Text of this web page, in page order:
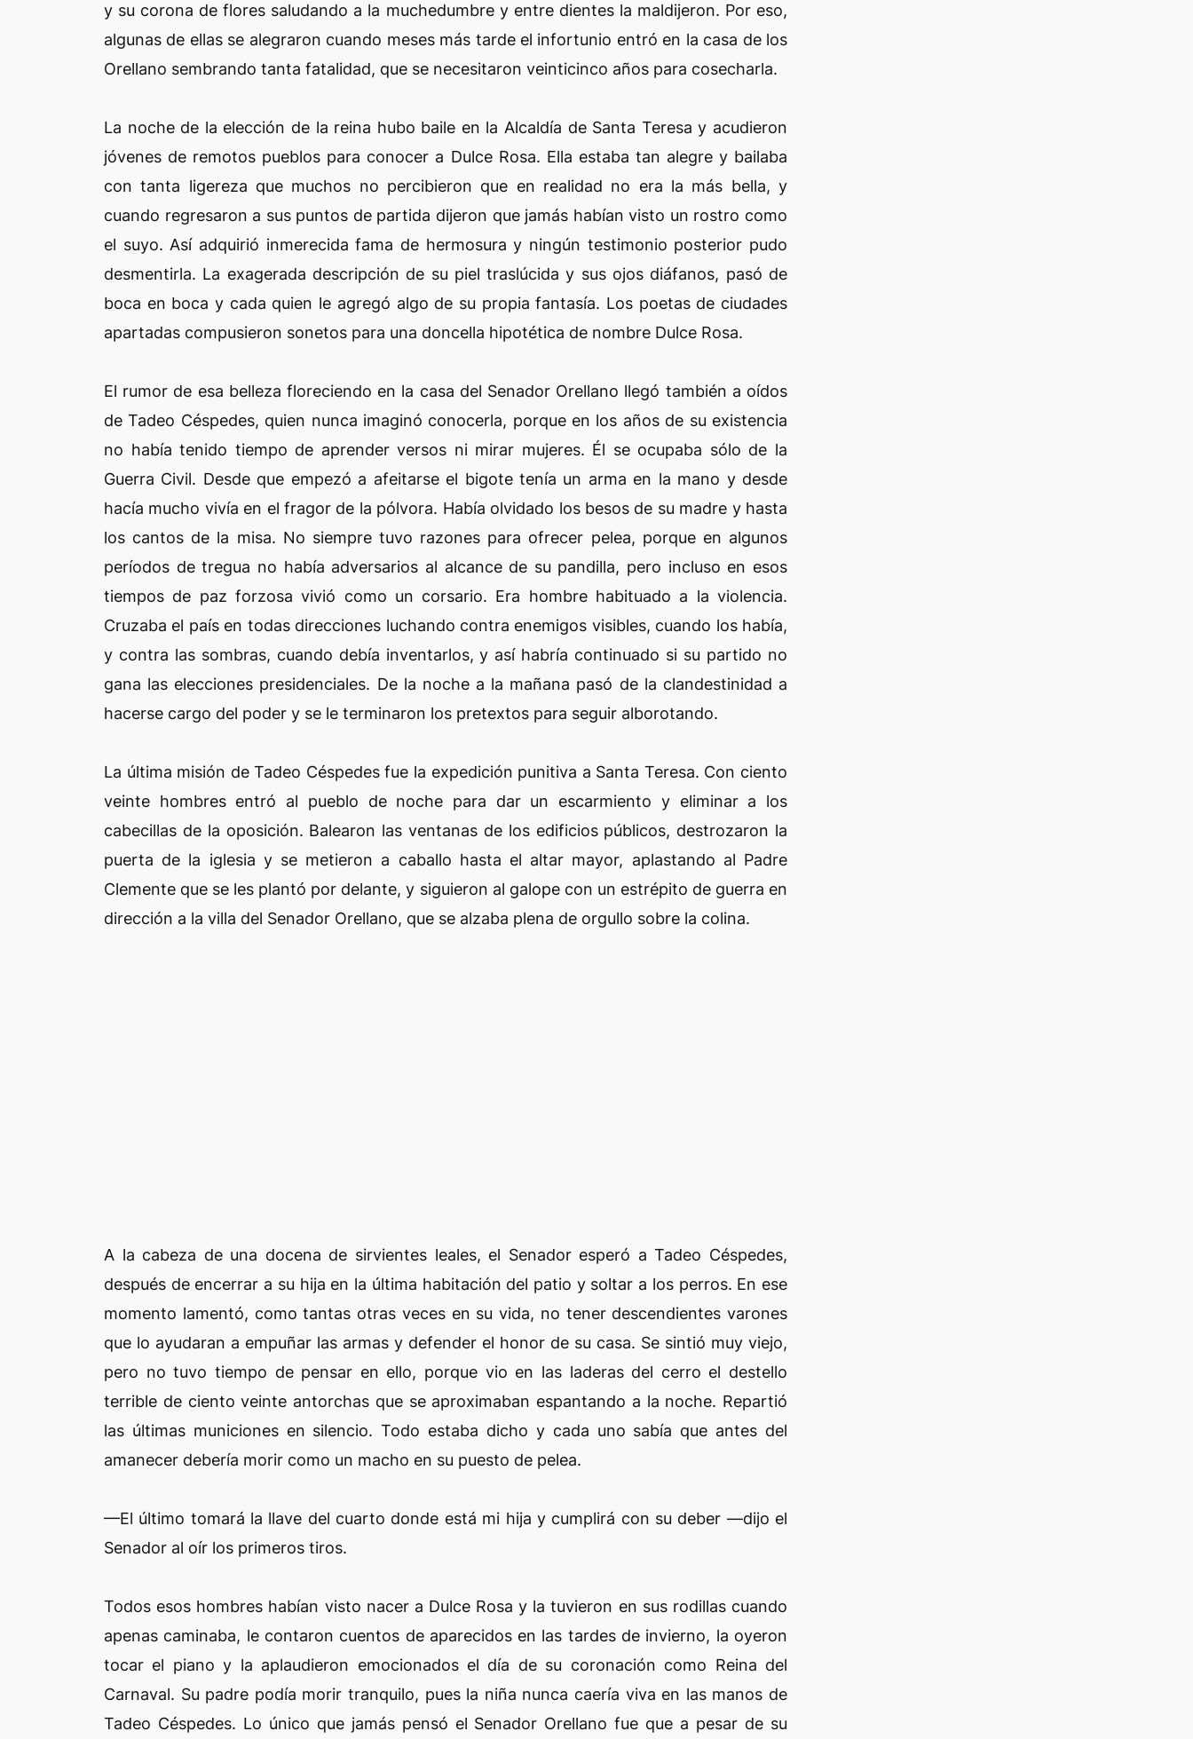
y su corona de flores saludando a la muchedumbre y entre dientes la maldijeron. Por eso,
algunas de ellas se alegraron cuando meses más tarde el infortunio entró en la casa de los
Orellano sembrando tanta fatalidad, que se necesitaron veinticinco años para cosecharla.
La noche de la elección de la reina hubo baile en la Alcaldía de Santa Teresa y acudieron
jóvenes de remotos pueblos para conocer a Dulce Rosa. Ella estaba tan alegre y bailaba
con tanta ligereza que muchos no percibieron que en realidad no era la más bella, y
cuando regresaron a sus puntos de partida dijeron que jamás habían visto un rostro como
el suyo. Así adquirió inmerecida fama de hermosura y ningún testimonio posterior pudo
desmentirla. La exagerada descripción de su piel traslúcida y sus ojos diáfanos, pasó de
boca en boca y cada quien le agregó algo de su propia fantasía. Los poetas de ciudades
apartadas compusieron sonetos para una doncella hipotética de nombre Dulce Rosa.
El rumor de esa belleza floreciendo en la casa del Senador Orellano llegó también a oídos
de Tadeo Céspedes, quien nunca imaginó conocerla, porque en los años de su existencia
no había tenido tiempo de aprender versos ni mirar mujeres. Él se ocupaba sólo de la
Guerra Civil. Desde que empezó a afeitarse el bigote tenía un arma en la mano y desde
hacía mucho vivía en el fragor de la pólvora. Había olvidado los besos de su madre y hasta
los cantos de la misa. No siempre tuvo razones para ofrecer pelea, porque en algunos
períodos de tregua no había adversarios al alcance de su pandilla, pero incluso en esos
tiempos de paz forzosa vivió como un corsario. Era hombre habituado a la violencia.
Cruzaba el país en todas direcciones luchando contra enemigos visibles, cuando los había,
y contra las sombras, cuando debía inventarlos, y así habría continuado si su partido no
gana las elecciones presidenciales. De la noche a la mañana pasó de la clandestinidad a
hacerse cargo del poder y se le terminaron los pretextos para seguir alborotando.
La última misión de Tadeo Céspedes fue la expedición punitiva a Santa Teresa. Con ciento
veinte hombres entró al pueblo de noche para dar un escarmiento y eliminar a los
cabecillas de la oposición. Balearon las ventanas de los edificios públicos, destrozaron la
puerta de la iglesia y se metieron a caballo hasta el altar mayor, aplastando al Padre
Clemente que se les plantó por delante, y siguieron al galope con un estrépito de guerra en
dirección a la villa del Senador Orellano, que se alzaba plena de orgullo sobre la colina.
A la cabeza de una docena de sirvientes leales, el Senador esperó a Tadeo Céspedes,
después de encerrar a su hija en la última habitación del patio y soltar a los perros. En ese
momento lamentó, como tantas otras veces en su vida, no tener descendientes varones
que lo ayudaran a empuñar las armas y defender el honor de su casa. Se sintió muy viejo,
pero no tuvo tiempo de pensar en ello, porque vio en las laderas del cerro el destello
terrible de ciento veinte antorchas que se aproximaban espantando a la noche. Repartió
las últimas municiones en silencio. Todo estaba dicho y cada uno sabía que antes del
amanecer debería morir como un macho en su puesto de pelea.
—El último tomará la llave del cuarto donde está mi hija y cumplirá con su deber —dijo el
Senador al oír los primeros tiros.
Todos esos hombres habían visto nacer a Dulce Rosa y la tuvieron en sus rodillas cuando
apenas caminaba, le contaron cuentos de aparecidos en las tardes de invierno, la oyeron
tocar el piano y la aplaudieron emocionados el día de su coronación como Reina del
Carnaval. Su padre podía morir tranquilo, pues la niña nunca caería viva en las manos de
Tadeo Céspedes. Lo único que jamás pensó el Senador Orellano fue que a pesar de su